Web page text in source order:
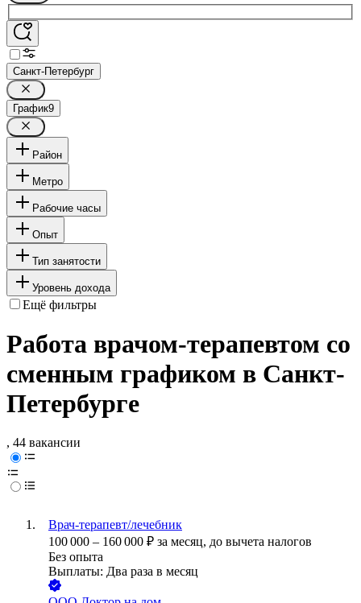
Санкт-Петербург
График9
Район
Метро
Рабочие часы
Опыт
Тип занятости
Уровень дохода
Ещё фильтры
Работа врачом-терапевтом со
сменным графиком в Санкт-
Петербурге
, 44 вакансии
Врач-терапевт/лечебник
100 000 – 160 000 ₽ за месяц, до вычета налогов
Без опыта
Выплаты: Два раза в месяц